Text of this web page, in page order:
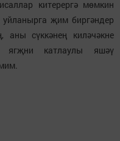
китерергә мөмкин
җим биргәндер
аны сүккәнең киләчәкне
ягҗни катлаулы яшәү